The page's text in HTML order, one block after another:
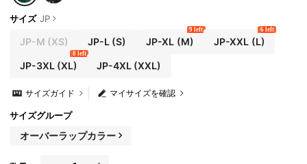
サイズ JP
JP-M (XS) JP-L (S) JP-XL (M)
9 left
JP-XXL (L)
6 left
JP-3XL(XL)
8 left
JP-4XL (XXL)
マイサイズを確認
サイズガイド
サイズグループ
オーバーラップカラー